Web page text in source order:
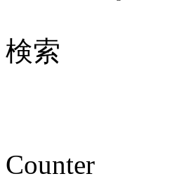
検索
Counter